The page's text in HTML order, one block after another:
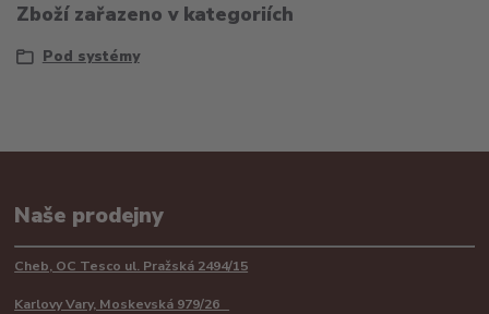
Zboží zařazeno v kategoriích
Pod systémy
Naše prodejny
Cheb, OC Tesco ul. Pražská 2494/15
Karlovy Vary, Moskevská 979/26